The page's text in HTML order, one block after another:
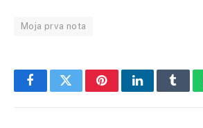
Moja prva nota
FacebookTwitterPinterestLinkedIn